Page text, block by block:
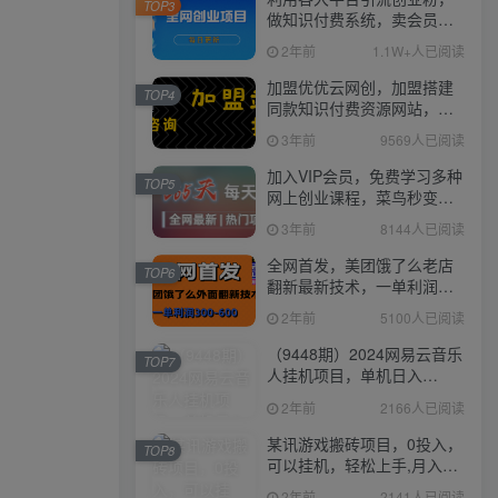
做知识付费系统，卖会员，
卖课程，实现日入几百几千
2年前 1.1W+人已阅读
TOP3
加盟优优云网创，加盟搭建
同款知识付费资源网站，实
现长期稳定被动收入~
3年前 9569人已阅读
TOP4
加入VIP会员，免费学习多种
网上创业课程，菜鸟秒变大
神！
3年前 8144人已阅读
TOP5
全网首发，美团饿了么老店
翻新最新技术，一单利润
300-600
2年前 5100人已阅读
TOP6
（9448期）2024网易云音乐
人挂机项目，单机日入
150+，无脑月入5000+
2年前 2166人已阅读
TOP7
某讯游戏搬砖项目，0投入，
可以挂机，轻松上手,月入
3000+上不封顶
TOP8